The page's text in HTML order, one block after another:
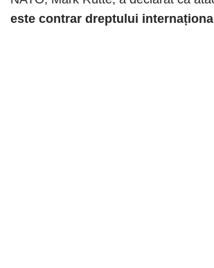
este contrar dreptului